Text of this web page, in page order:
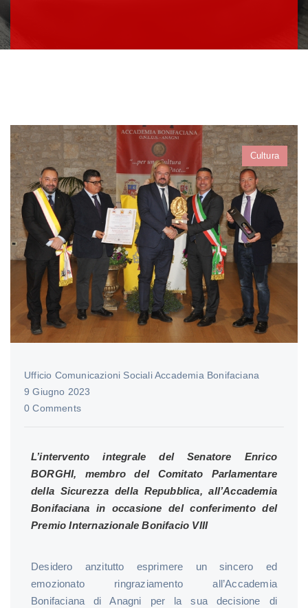
Cultura
Ufficio Comunicazioni Sociali Accademia Bonifaciana
9 Giugno 2023
0 Comments
L’intervento integrale del Senatore Enrico
BORGHI, membro del Comitato Parlamentare
della Sicurezza della Repubblica, all’Accademia
Bonifaciana in occasione del conferimento del
Premio Internazionale Bonifacio VIII
Desidero anzitutto esprimere un sincero ed
emozionato ringraziamento all’Accademia
Bonifaciana di Anagni per la sua decisione di